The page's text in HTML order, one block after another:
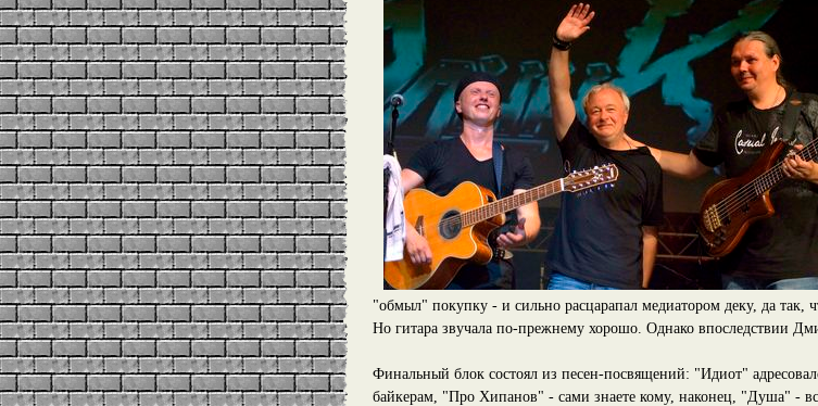
"обмыл" покупку - и сильно расцарапал медиатором деку, да так,
Но гитара звучала по-прежнему хорошо. Однако впоследствии
Финальный блок состоял из песен-посвящений: "Идиот"
байкерам, "Про Хипанов" - сами знаете кому, наконец, "Душа" -